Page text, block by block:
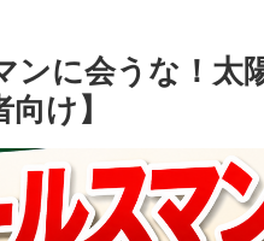
ンに会うな！太
け】